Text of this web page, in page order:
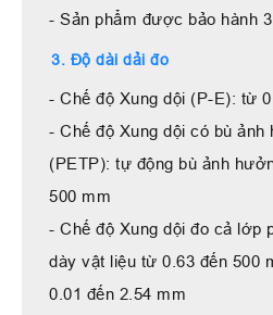
- Sản phẩm được bảo hành
3. Độ dài dải đo
- Chế độ Xung dội (P-E): từ
- Chế độ Xung dội có bù ảnh
(PETP): tự động bù ảnh
500 mm
- Chế độ Xung dội đo cả lớp
dày vật liệu từ 0.63 đến 500
0.01 đến 2.54 mm